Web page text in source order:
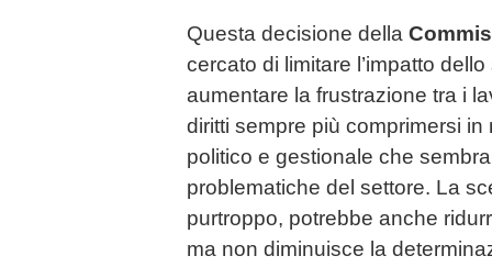
Questa decisione della
cercato di limitare l’impatto
aumentare la frustrazione tra i
diritti sempre più comprimersi
politico e gestionale che
problematiche del settore. La
purtroppo, potrebbe anche
ma non diminuisce la